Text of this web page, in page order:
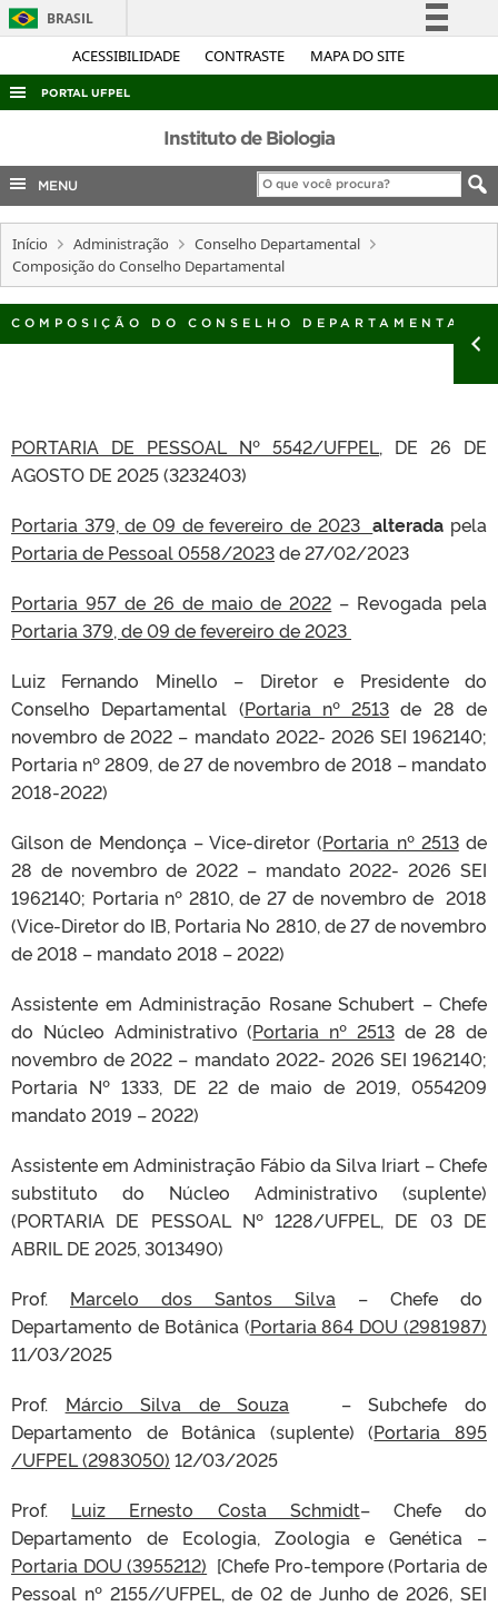
ACESSIBILIDADE CONTRASTE MAPA DO SITE
BRASIL
Simplifique!
Acesso à informação
Legislação
Canais
PORTAL UFPEL
ACESSO À INFORMAÇÃO
AUDITORIA
COBALTO
CONCURSOS
INTERNACIONAL
Instituto de Biologia
MENU
Início Administração
Conselho Departamental
Composição do Conselho Departamental
COMPOSIÇÃO DO CONSELHO DEPARTAMENTAL
PORTARIA DE PESSOAL Nº 5542/UFPEL, DE 26 DE
AGOSTO DE 2025 (3232403)
Portaria 379, de 09 de fevereiro de 2023alterada pela
Portaria de Pessoal 0558/2023de 27/02/2023
Portaria 957 de 26 de maio de 2022 – Revogada pela
Portaria 379, de 09 de fevereiro de 2023
Luiz Fernando Minello – Diretor e Presidente do
Conselho Departamental (Portaria nº 2513 de 28 de
novembro de 2022 – mandato 2022- 2026 SEI 1962140;
Portaria nº 2809, de 27 de novembro de 2018 – mandato
2018-2022)
Gilson de Mendonça – Vice-diretor (Portaria nº 2513de
28 de novembro de 2022 – mandato 2022- 2026 SEI
1962140; Portaria nº 2810, de 27 de novembro de 2018
(Vice-Diretor do IB, Portaria No 2810, de 27 de novembro
de 2018 – mandato 2018 – 2022)
Assistente em Administração Rosane Schubert – Chefe
do Núcleo Administrativo (Portaria nº 2513de 28 de
novembro de 2022 – mandato 2022- 2026 SEI 1962140;
Portaria Nº 1333, DE 22 de maio de 2019, 0554209
mandato 2019 – 2022)
Assistente em Administração Fábio da Silva Iriart – Chefe
substituto do Núcleo Administrativo (suplente)
(PORTARIA DE PESSOAL Nº 1228/UFPEL, DE 03 DE
ABRIL DE 2025, 3013490)
Prof. Marcelo dos Santos Silva – Chefe do
Departamento de Botânica (Portaria 864 DOU (2981987)
11/03/2025
Prof. Márcio Silva de Souza – Subchefe do
Departamento de Botânica (suplente) (Portaria 895
/UFPEL (2983050) 12/03/2025
Prof. Luiz Ernesto Costa Schmidt– Chefe do
Departamento de Ecologia, Zoologia e Genética –
Portaria DOU (3955212) [Chefe Pro-tempore (Portaria de
Pessoal nº 2155//UFPEL, de 02 de Junho de 2026, SEI